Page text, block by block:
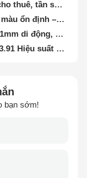
bạn sớm!